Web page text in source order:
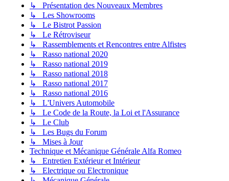
↳ Présentation des Nouveaux Membres
↳ Les Showrooms
↳ Le Bistrot Passion
↳ Le Rétroviseur
↳ Rassemblements et Rencontres entre Alfistes
↳ Rasso national 2020
↳ Rasso national 2019
↳ Rasso national 2018
↳ Rasso national 2017
↳ Rasso national 2016
↳ L'Univers Automobile
↳ Le Code de la Route, la Loi et l'Assurance
↳ Le Club
↳ Les Bugs du Forum
↳ Mises à Jour
Technique et Mécanique Générale Alfa Romeo
↳ Entretien Extérieur et Intérieur
↳ Electrique ou Electronique